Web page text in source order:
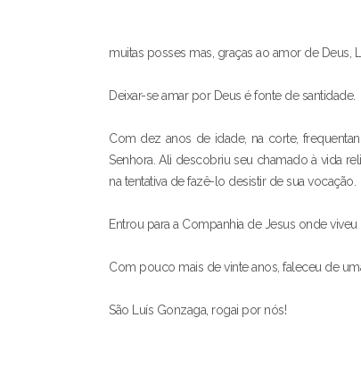
muitas posses mas, graças ao amor de
Deixar-se amar por Deus é fonte de santidade.
Com dez anos de idade, na corte,
Senhora. Ali descobriu seu chamado à vida
na tentativa de fazê-lo desistir de sua vocação.
Entrou para a Companhia de Jesus onde viveu
Com pouco mais de vinte anos, faleceu de
São Luís Gonzaga, rogai por nós!